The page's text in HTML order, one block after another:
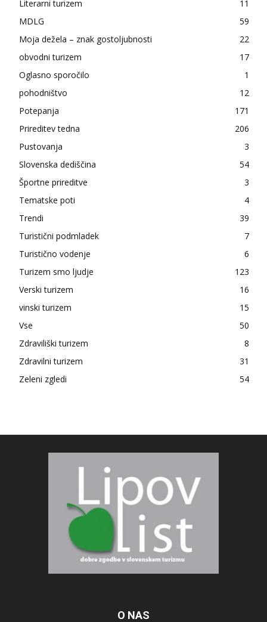
Literarni turizem
11
MDLG
59
Moja dežela – znak gostoljubnosti
22
obvodni turizem
17
Oglasno sporočilo
1
pohodništvo
12
Potepanja
171
Prireditev tedna
206
Pustovanja
3
Slovenska dediščina
54
Športne prireditve
3
Tematske poti
4
Trendi
39
Turistični podmladek
7
Turistično vodenje
6
Turizem smo ljudje
123
Verski turizem
16
vinski turizem
15
Vse
50
Zdraviliški turizem
8
Zdravilni turizem
31
Zeleni zgledi
54
O NAS